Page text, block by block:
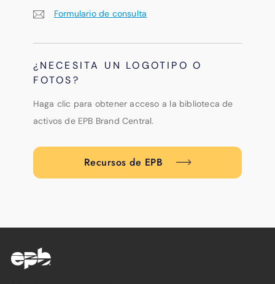
Formulario de consulta
¿NECESITA UN LOGOTIPO O
FOTOS?
Haga clic para obtener acceso a la biblioteca de
activos de EPB Brand Central.
Recursos de EPB